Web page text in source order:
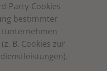
Party-Cookies
bestimmter
B. Cookies zur